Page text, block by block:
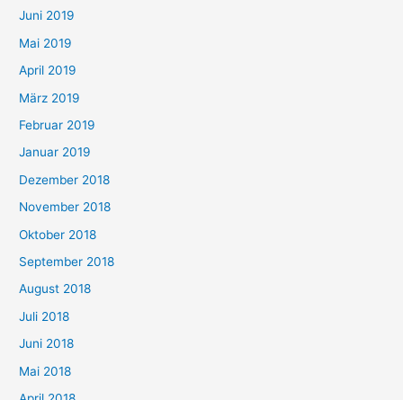
Juni 2019
Mai 2019
April 2019
März 2019
Februar 2019
Januar 2019
Dezember 2018
November 2018
Oktober 2018
September 2018
August 2018
Juli 2018
Juni 2018
Mai 2018